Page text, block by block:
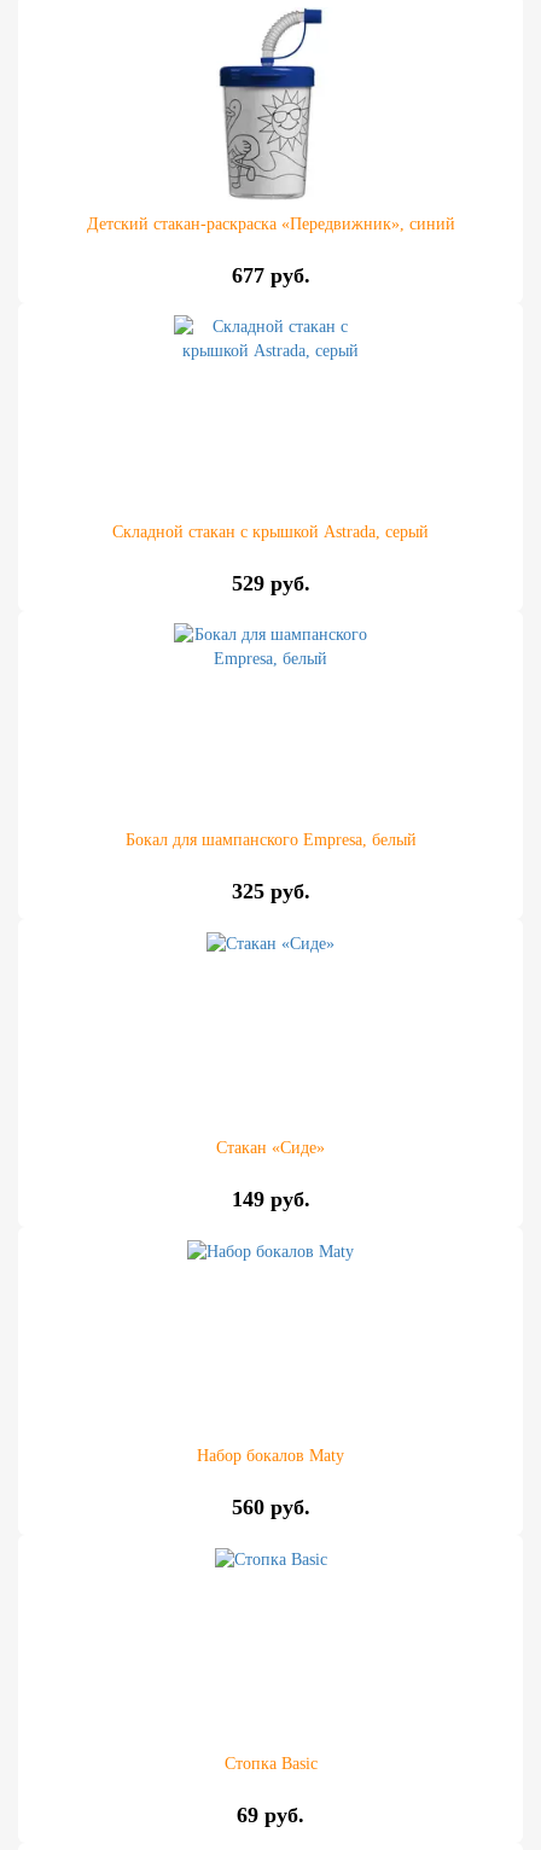
Детский стакан-раскраска «Передвижник», синий
677 руб.
Складной стакан с крышкой Astrada, серый
529 руб.
Бокал для шампанского Empresa, белый
325 руб.
Стакан «Сиде»
149 руб.
Набор бокалов Maty
560 руб.
Стопка Basic
69 руб.